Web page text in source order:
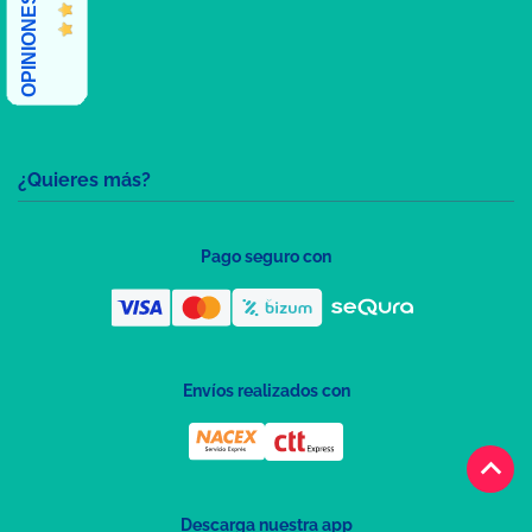
keyboard_arrow_up
¿Quieres más?
Pago seguro con
Envíos realizados con
Descarga nuestra app